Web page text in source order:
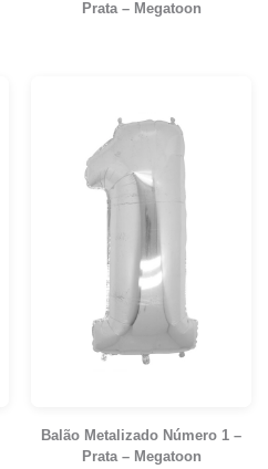
Prata – Megatoon
Balão Metalizado Número 1 –
Prata – Megatoon